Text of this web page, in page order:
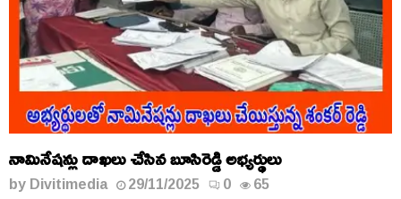
నామినేషన్లు దాఖలు చేసిన బూసిరెడ్డి అభ్యర్థులు
byDivitimedia 29/11/2025 0 65